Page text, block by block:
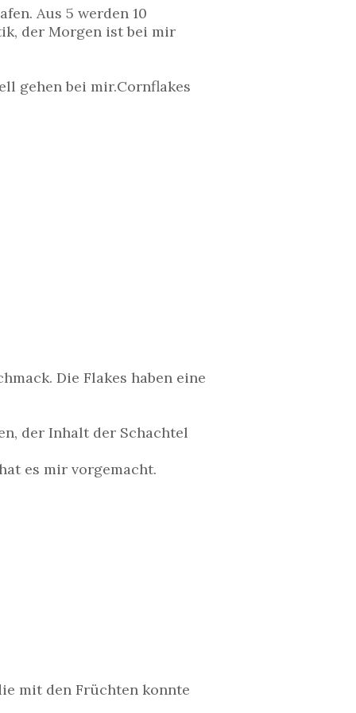
Aus 5 werden 10
der Morgen ist bei mir
gehen bei mir.Cornflakes
Die Flakes haben eine
der Inhalt der Schachtel
es mir vorgemacht.
mit den Früchten konnte